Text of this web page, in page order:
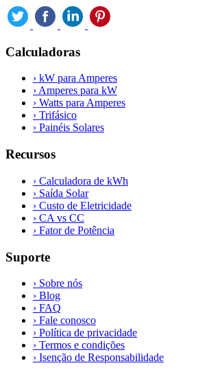
Calculadoras
› kW para Amperes
›Amperes para kW
› Watts para Amperes
› Trifásico
› Painéis Solares
Recursos
› Calculadora de kWh
› Saída Solar
› Custo de Eletricidade
› CA vs CC
› Fator de Potência
Suporte
› Sobre nós
› Blog
› FAQ
› Fale conosco
› Política de privacidade
› Termos e condições
› Isenção de Responsabilidade